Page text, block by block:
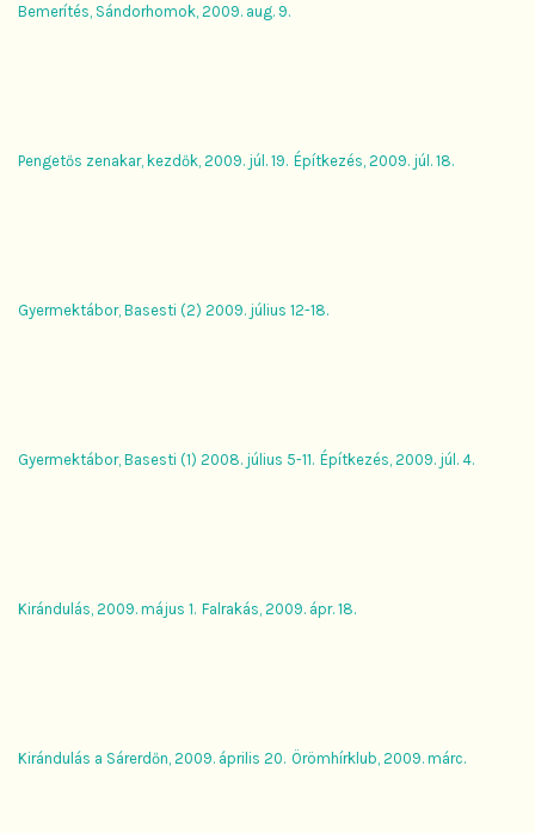
Bemerítés, Sándorhomok, 2009. aug. 9.
Pengetős zenakar, kezdők, 2009. júl. 19. Építkezés, 2009. júl. 18.
Gyermektábor, Basesti (2) 2009. július 12-18.
Gyermektábor, Basesti (1) 2008. július 5-11. Építkezés, 2009. júl. 4.
Kirándulás, 2009. május 1. Falrakás, 2009. ápr. 18.
Kirándulás a Sárerdőn, 2009. április 20. Örömhírklub, 2009. márc.